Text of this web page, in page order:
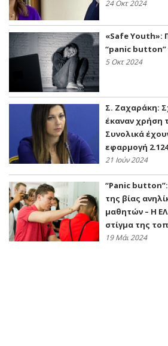
24 Οκτ 2024
«Safe Youth»:
“panic button”
5 Οκτ 2024
Σ. Ζαχαράκη:
έκαναν χρήση
Συνολικά
εφαρμογή
21 Ιούν 2024
“Panic
της βίας
μαθητών – Η
στίγμα της
19 Μάι 2024